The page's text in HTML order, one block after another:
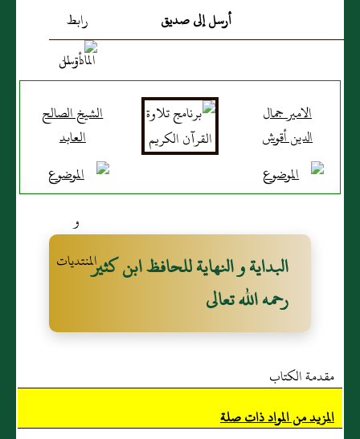
أرسل إلى صديق
الامير جمال
الدين أقوش
الشيخ الصالح
العابد
البداية و النهاية للحافظ ابن كثير
رحمه الله تعالى
مقدمة الكتاب
المزيد من المواد ذات صلة